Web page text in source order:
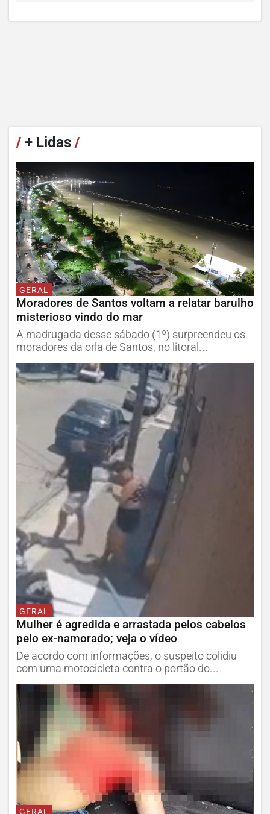
/+ Lidas /
GERAL
Moradores de Santos voltam a relatar barulho
misterioso vindo do mar
A madrugada desse sábado (1º) surpreendeu os
moradores da orla de Santos, no litoral...
GERAL
Mulher é agredida e arrastada pelos cabelos
pelo ex-namorado; veja o vídeo
De acordo com informações, o suspeito colidiu
com uma motocicleta contra o portão do...